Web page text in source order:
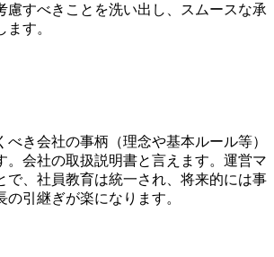
慮すべきことを洗い出し、スムースな承
す。
べき会社の事柄（理念や基本ルール等）
。会社の取扱説明書と言えます。運営マ
で、社員教育は統一され、将来的には事
引継ぎが楽になります。